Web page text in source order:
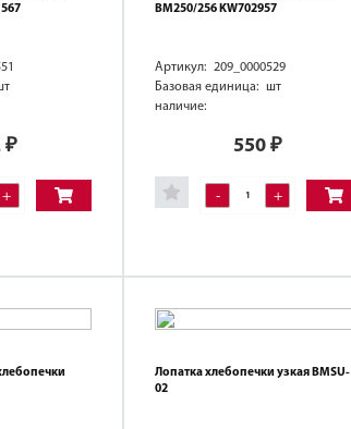
₽
+
BM250/256 KW702957
Артикул: 209_0000529
Базовая единица: шт
наличие:
550 ₽
- +
Лопатка хлебопечки узкая BMSU-
02